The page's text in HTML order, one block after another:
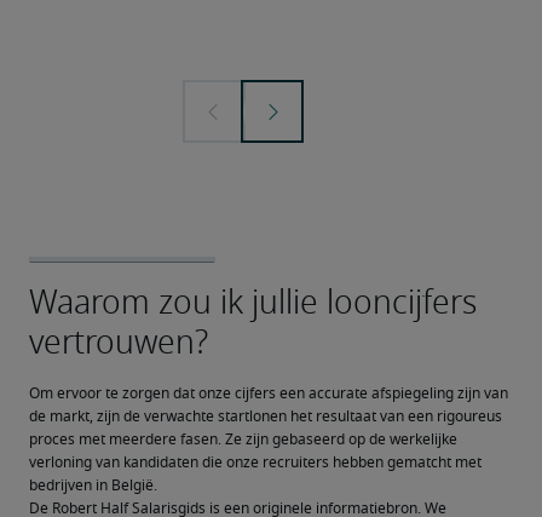
Om ervoor te zorgen dat onze cijfers een accurate afspiegeling zijn van
de markt, zijn de verwachte startlonen het resultaat van een rigoureus
proces met meerdere fasen. Ze zijn gebaseerd op de werkelijke
verloning van kandidaten die onze recruiters hebben gematcht met
bedrijven in België.
De Robert Half Salarisgids is een originele informatiebron. We